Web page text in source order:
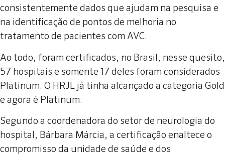
consistentemente dados que ajudam na pesquisa e
na identificação de pontos de melhoria no
tratamento de pacientes com AVC.
Ao todo, foram certificados, no Brasil, nesse quesito,
57 hospitais e somente 17 deles foram considerados
Platinum. O HRJL já tinha alcançado a categoria Gold
e agora é Platinum.
Segundo a coordenadora do setor de neurologia do
hospital, Bárbara Márcia, a certificação enaltece o
compromisso da unidade de saúde e dos